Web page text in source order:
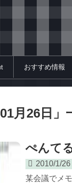
おすすめ情報
月26日 」
ぺんて
2010/1/26
某会議でメ